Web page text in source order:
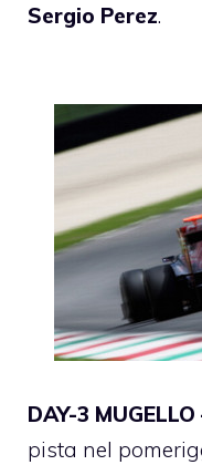
Sergio Perez.
DAY-3 MUGELLO
pista nel